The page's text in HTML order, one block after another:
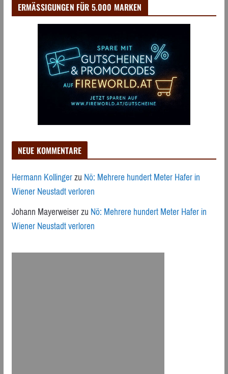
ERMÄSSIGUNGEN FÜR 5.000 MARKEN
NEUE KOMMENTARE
Hermann KollingerzuNö: Mehrere hundert Meter Hafer in
Wiener Neustadt verloren
Johann MayerweiserzuNö: Mehrere hundert Meter Hafer in
Wiener Neustadt verloren